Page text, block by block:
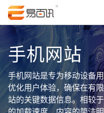
手机网站
手机网站是专为移动设备
优化用户体验，确保在有
站的关键数据信息。相较